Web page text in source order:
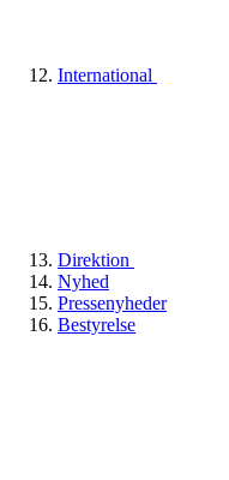
International
Direktion
Nyhed
Pressenyheder
Bestyrelse